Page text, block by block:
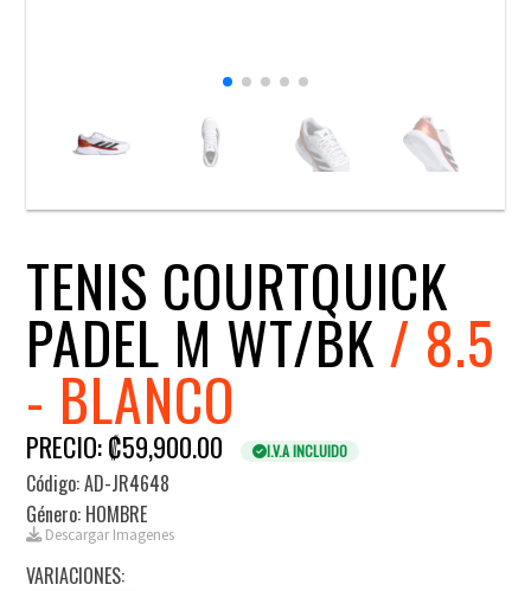
TENIS COURTQUICK
PADEL M WT/BK/ 8.5
- BLANCO
PRECIO: ₡59,900.00 I.V.A INCLUIDO
Código: AD-JR4648
Género: HOMBRE
Descargar Imagenes
VARIACIONES: